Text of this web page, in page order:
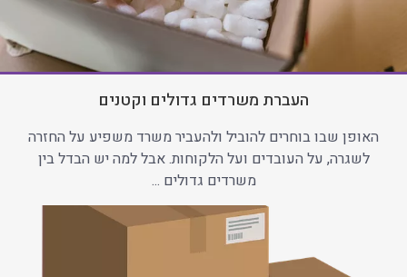
העברת משרדים גדולים וקטנים
האופן שבו בוחרים להוביל ולהעביר משרד משפיע על החזרה
לשגרה, על העובדים ועל הלקוחות. אבל למה יש הבדל בין
משרדים גדולים ...